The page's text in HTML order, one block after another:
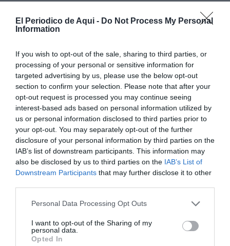
El Periodico de Aqui - Do Not Process My Personal
Information
If you wish to opt-out of the sale, sharing to third parties, or
processing of your personal or sensitive information for
targeted advertising by us, please use the below opt-out
section to confirm your selection. Please note that after your
opt-out request is processed you may continue seeing
interest-based ads based on personal information utilized by
us or personal information disclosed to third parties prior to
your opt-out. You may separately opt-out of the further
disclosure of your personal information by third parties on the
IAB’s list of downstream participants. This information may
also be disclosed by us to third parties on the IAB’s List of
Downstream Participants that may further disclose it to other
Personal Data Processing Opt Outs
I want to opt-out of the Sharing of my
personal data.
Opted In
Tota innovació, però, sol comportar expectació i,
també, crítiques. A algunes persones els hi va
preocupar allò d’estar contínuament vigilades, com en
“Gran Hermano” -deien-, mentre altres raonaven que
qui no fa res roín, no té res a témer. Opinions n’hi
hagueren per a tots els gustos, però val a dir que
aquella acció no va ser un capritx, sinó una decisió
presa a consciència després d’haver observat, en
diversos viatges a Londres, com les utilitzaven per
Després de quasi cinc anys continuem apostant per